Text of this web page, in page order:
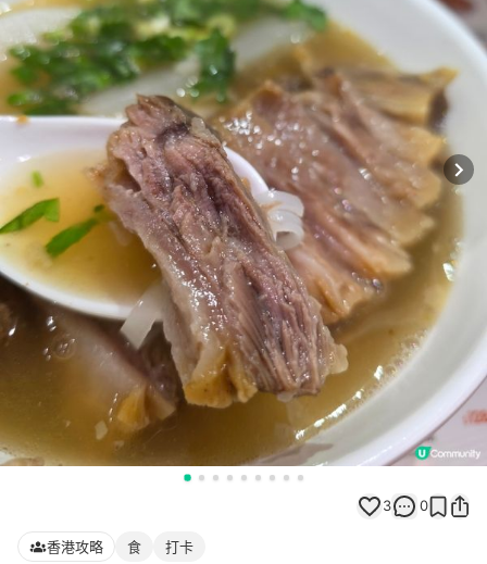
3 0
香港攻略 食 打卡